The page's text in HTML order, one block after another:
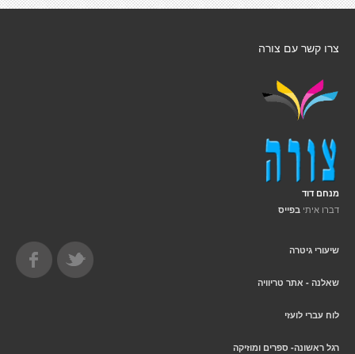
צרו קשר עם צורה
מנחם דוד
דברו איתי בפייס
שיעורי גיטרה
שאלנה - אתר טריוויה
לוח עברי לועזי
רגל ראשונה- ספרים ומוזיקה